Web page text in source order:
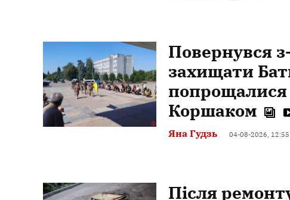
Повернувся
захищати
попрощалися
Коршаком
Яна Гудзь 04-08-2026, 12:55
Після